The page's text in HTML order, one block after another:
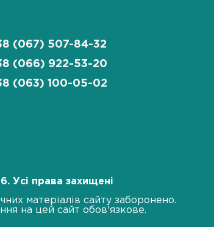
(067) 507-84-32
(066) 922-53-20
(063) 100-05-02
Усі права захищені
матеріалів сайту заборонено.
на цей сайт обов'язкове.